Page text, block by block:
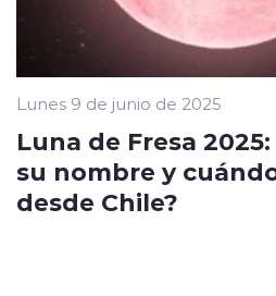
Lunes 9 de junio de 2025
Luna de Fresa
su nombre y
desde Chile?